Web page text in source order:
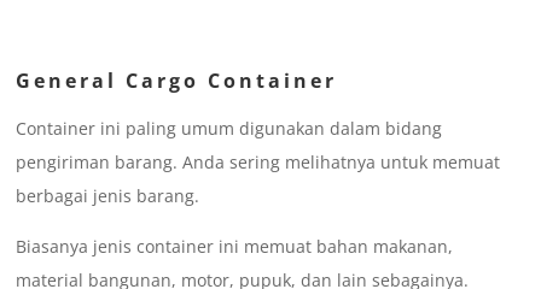
General Cargo Container
Container ini paling umum digunakan dalam bidang
pengiriman barang. Anda sering melihatnya untuk memuat
berbagai jenis barang.
Biasanya jenis container ini memuat bahan makanan,
material bangunan, motor, pupuk, dan lain sebagainya.